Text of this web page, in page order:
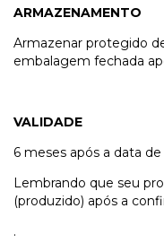
ARMAZENAMENTO
Armazenar protegido
embalagem fechada
VALIDADE
6 meses após a data
Lembrando que seu
(produzido) após a
.